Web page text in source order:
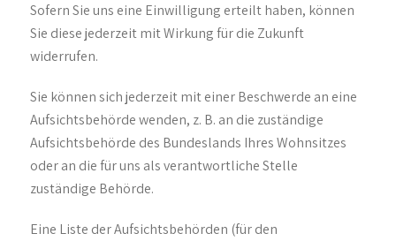
Sofern Sie uns eine Einwilligung erteilt haben, können
Sie diese jederzeit mit Wirkung für die Zukunft
widerrufen.
Sie können sich jederzeit mit einer Beschwerde an eine
Aufsichtsbehörde wenden, z. B. an die zuständige
Aufsichtsbehörde des Bundeslands Ihres Wohnsitzes
oder an die für uns als verantwortliche Stelle
zuständige Behörde.
Eine Liste der Aufsichtsbehörden (für den